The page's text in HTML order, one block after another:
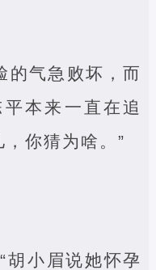
的气急败坏，而
本来一直在追
你猜为啥。”
胡小眉说她怀孕